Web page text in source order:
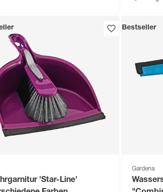
'Star-Line'
Bestseller
Gardena